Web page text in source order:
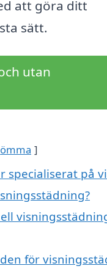
att göra ditt
sätt.
utan
specialiserat på
för